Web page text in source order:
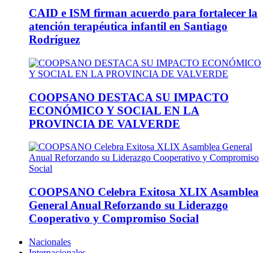
CAID e ISM firman acuerdo para fortalecer la
atención terapéutica infantil en Santiago
Rodríguez
COOPSANO DESTACA SU IMPACTO
ECONÓMICO Y SOCIAL EN LA
PROVINCIA DE VALVERDE
COOPSANO Celebra Exitosa XLIX Asamblea
General Anual Reforzando su Liderazgo
Cooperativo y Compromiso Social
Nacionales